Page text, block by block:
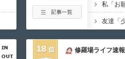
18 修羅場ライフ速報